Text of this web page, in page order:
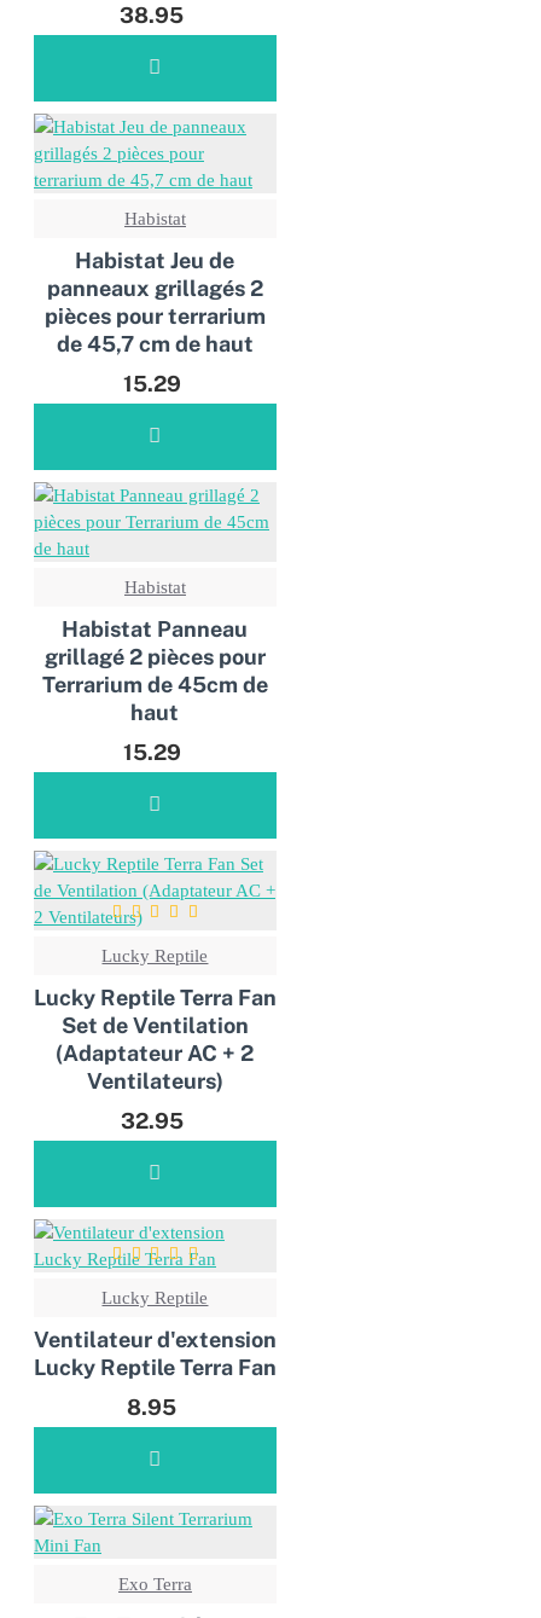
38.95
Habistat
Habistat Jeu de
panneaux grillagés 2
pièces pour terrarium
de 45,7 cm de haut
15.29
Habistat
Habistat Panneau
grillagé 2 pièces pour
Terrarium de 45cm de
haut
15.29
Lucky Reptile
Lucky Reptile Terra Fan
Set de Ventilation
(Adaptateur AC + 2
Ventilateurs)
32.95
Lucky Reptile
Ventilateur d'extension
Lucky Reptile Terra Fan
8.95
NOUVEAUX
Exo Terra